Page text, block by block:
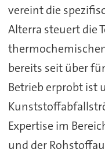
vereint die
Alterra steuert die
bereits seit über
Betrieb erprobt ist
Expertise im
und der